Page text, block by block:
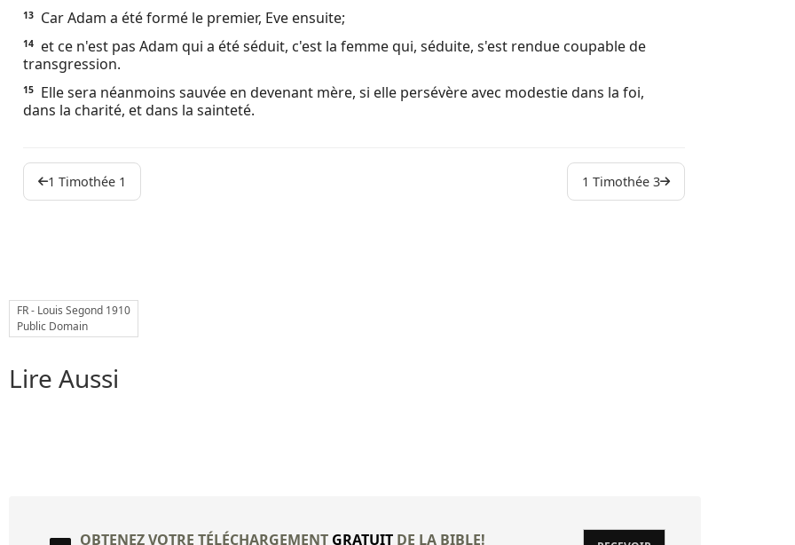
13 Car Adam a été formé le premier, Eve ensuite;
14
et ce n'est pas Adam qui a été séduit, c'est la femme qui, séduite, s'est rendue coupable de
transgression.
15
Elle sera néanmoins sauvée en devenant mère, si elle persévère avec modestie dans la foi,
dans la charité, et dans la sainteté.
1 Timothée 1 1 Timothée 3
FR - Louis Segond 1910
Public Domain
Lire Aussi
OBTENEZ VOTRE TÉLÉCHARGEMENT GRATUIT DE LA BIBLE!